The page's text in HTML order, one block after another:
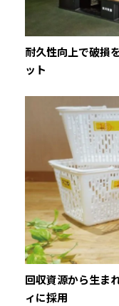
耐久性向上で破損
ット
回収資源から生ま
ィに採用